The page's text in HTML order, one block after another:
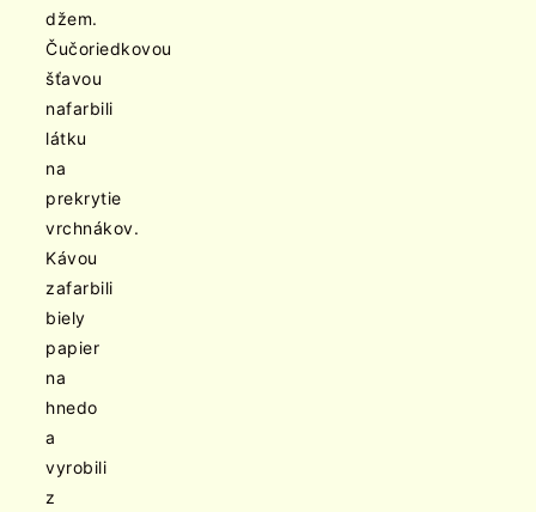
džem.
Čučoriedkovou
šťavou
nafarbili
látku
na
prekrytie
vrchnákov.
Kávou
zafarbili
biely
papier
na
hnedo
a
vyrobili
z